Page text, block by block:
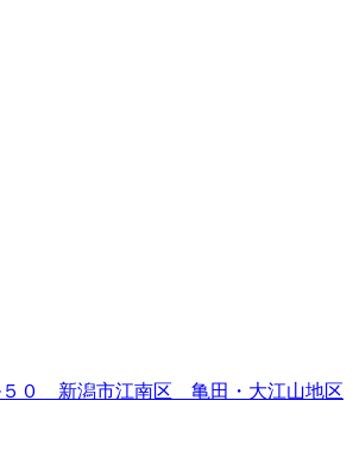
０ 新潟市江南区 亀田・大江山地区